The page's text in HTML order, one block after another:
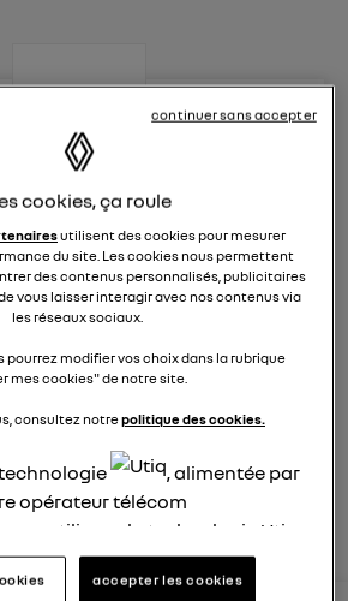
5 E-Tech
RENAULT
872membres
malicieuse, accueillante, Renault 5
électrise son époque
cookies, ça roule
utilisent des cookies pour mesurer
du site. Les cookies nous permettent
des contenus personnalisés, publicitaires
vous laisser interagir avec nos contenus via
les réseaux sociaux.
pourrez modifier vos choix dans la rubrique
mes cookies" de notre site.
consultez notrepolitique des cookies.
, alimentée par
opérateur télécom
utilisons la technologie Utiq
digitales (telles que décrites
de consentement) et liées à
accepter les cookies
continuer sans accepter